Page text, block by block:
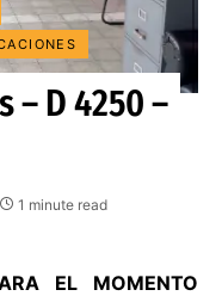
– D 4250 –
1 minute read
EL MOMENTO